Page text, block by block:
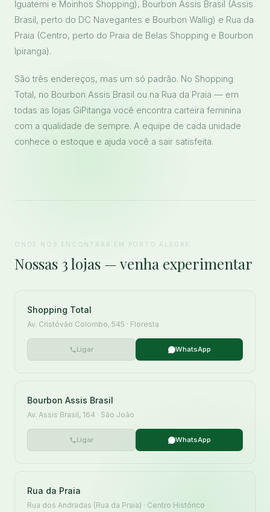
Iguatemi e Moinhos Shopping), Bourbon Assis Brasil (Assis
Brasil, perto do DC Navegantes e Bourbon Wallig) e Rua da
Praia (Centro, perto do Praia de Belas Shopping e Bourbon
Ipiranga).
São três endereços, mas um só padrão. No Shopping
Total, no Bourbon Assis Brasil ou na Rua da Praia — em
todas as lojas GiPitanga você encontra carteira feminina
com a qualidade de sempre. A equipe de cada unidade
conhece o estoque e ajuda você a sair satisfeita.
ONDE NOS ENCONTRAR EM PORTO ALEGRE
Nossas 3 lojas — venha experimentar
Shopping Total
Av. Cristóvão Colombo, 545 · Floresta
Ligar WhatsApp
Bourbon Assis Brasil
Av. Assis Brasil, 164 · São João
Ligar WhatsApp
Rua da Praia
Rua dos Andradas (Rua da Praia) · Centro Histórico